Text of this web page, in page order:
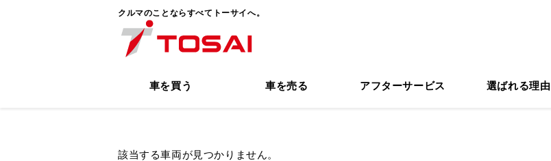
クルマのことならすべてトーサイへ。
車を買う 車を売る アフターサービス 選ばれる理由
該当する車両が見つかりません。